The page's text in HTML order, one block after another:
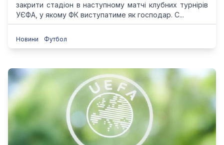
закрити стадіон в наступному матчі клубних турнірів
УЄФА, у якому ФК виступатиме як господар. С...
Новини Футбол